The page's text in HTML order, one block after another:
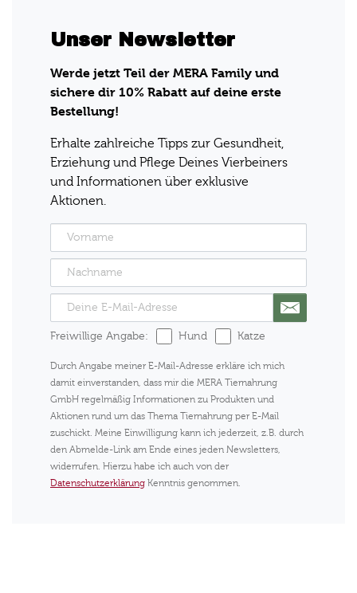
Unser Newsletter
Werde jetzt Teil der MERA Family und
sichere dir 10% Rabatt auf deine erste
Bestellung!
Erhalte zahlreiche Tipps zur Gesundheit,
Erziehung und Pflege Deines Vierbeiners
und Informationen über exklusive
Aktionen.
Freiwillige Angabe: Hund Katze
Durch Angabe meiner E-Mail-Adresse erkläre ich mich
damit einverstanden, dass mir die MERA Tiernahrung
GmbH regelmäßig Informationen zu Produkten und
Aktionen rund um das Thema Tiernahrung per E-Mail
zuschickt. Meine Einwilligung kann ich jederzeit, z.B. durch
den Abmelde-Link am Ende eines jeden Newsletters,
widerrufen. Hierzu habe ich auch von der
Datenschutzerklärung Kenntnis genommen.